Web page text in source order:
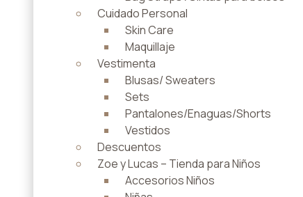
Cuidado Personal
Skin Care
Maquillaje
Vestimenta
Blusas/ Sweaters
Sets
Pantalones/Enaguas/Shorts
Vestidos
Descuentos
Zoe y Lucas – Tienda para Niños
Accesorios Niños